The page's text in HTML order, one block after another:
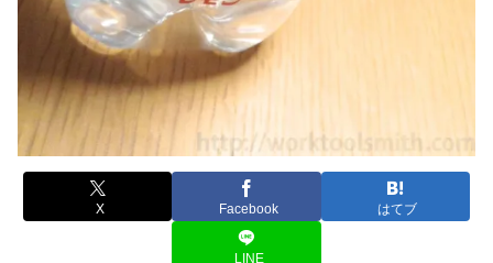
X Facebook はてブ
LINE